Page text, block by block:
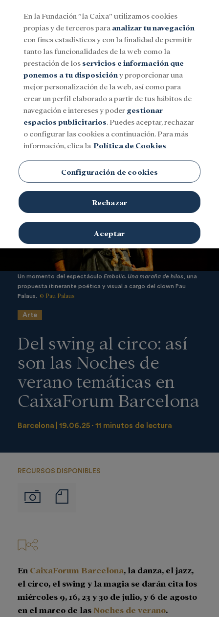
Menu
SocialInvestigación y becasCultura
Un momento del espectáculo Embolic. Una maraña de hilos, una
propuesta itinerante poética y visual a cargo del clown Pau
Palaus. © Pau Palaus
Arte
Del swing al circo: así
son las Noches de
verano temáticas en
CaixaForum Barcelona
Barcelona 19.06.25 11 minutos de lectura
RECURSOS DISPONIBLES
Imágenes
de
En CaixaForum Barcelona, la danza, el jazz,
el circo, el swing y la magia se darán cita los
miércoles 9, 16, 23 y 30 de julio, y 6 de agosto
en el marco de lasNoches de verano.
En la Fundación ”la Caixa” utilizamos cookies
propias y de terceros para analizar tu navegación
con fines estadísticos y con la finalidad de permitir
tanto las funcionalidades de la web como la
prestación de los servicios e información que
ponemos a tu disposición y proporcionar una
mejor personalización de la web, así como para
crear un perfil elaborado a partir de tus hábitos de
navegación e intereses y poder gestionar
espacios publicitarios. Puedes aceptar, rechazar
o configurar las cookies a continuación. Para más
información, clica la Política de Cookies
Configuración de cookies
Rechazar
Aceptar